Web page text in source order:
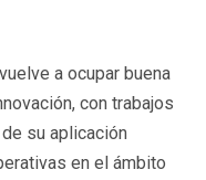
a ocupar buena
con trabajos
su aplicación
en el ámbito